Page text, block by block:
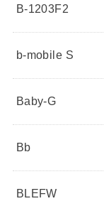
B-1203F2
b-mobile S
Baby-G
Bb
BLEFW